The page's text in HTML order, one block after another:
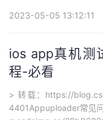
2023-05-05 13:12:11
ios app真机测
程-必看
> ​转载：https://
4401Appuploader常见